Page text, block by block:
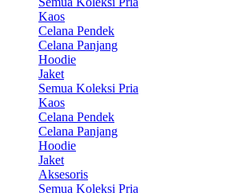
Kaos
Celana Pendek
Celana Panjang
Hoodie
Jaket
Semua Koleksi Pria
Kaos
Celana Pendek
Celana Panjang
Hoodie
Jaket
Aksesoris
Semua Koleksi Pria